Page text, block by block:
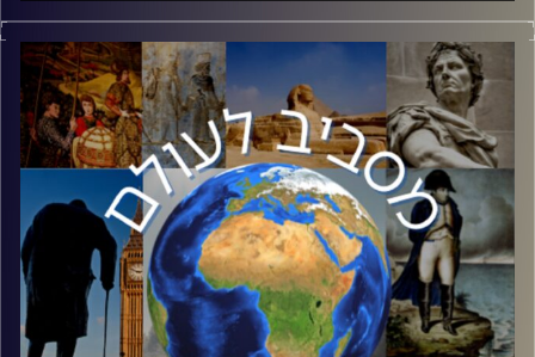
ב23 בפברואר רוסיה פתחה במלחמה ופלשה לאוקראינה.
למרות כל התחזיות הקודרות, כעבור שנה השלטון באוקראינה
עדיין עומד ואוקראינה עומדת בגבורה כנגד הדב הרוסי. בפרק
זה ד״ר שי הר צבי מהמכון למדיניות ואסטרטגיה באוניברסיטת
רייכמן ינתח את המלחמה כעבור שנה, על שלל המדינות
המעורבות והתרחישים האפשריים.
קרדיט תמונות: יוסי מצרי